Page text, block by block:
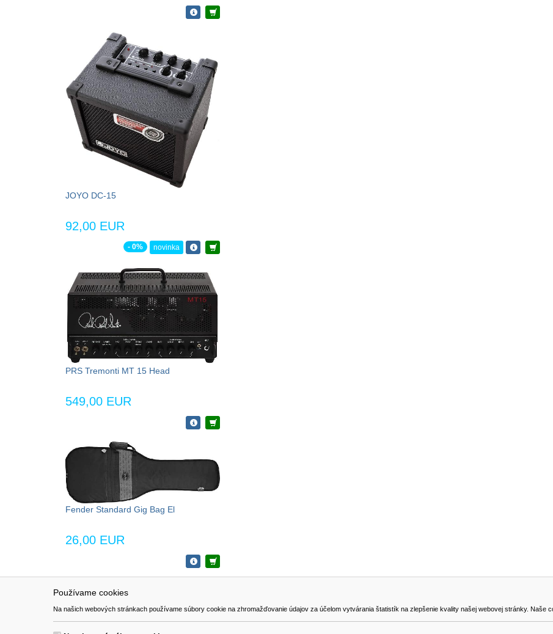
Používame cookies
Na našich webových stránkach používame súbory cookie na zhromažďovanie údajov za účelom vytvárania štatistík na zlepšenie kvality našej webovej stránky. Naše
JOYO DC-15
92,00 EUR
- 0% novinka
PRS Tremonti MT 15 Head
549,00 EUR
Fender Standard Gig Bag El
26,00 EUR